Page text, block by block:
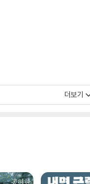
더보기